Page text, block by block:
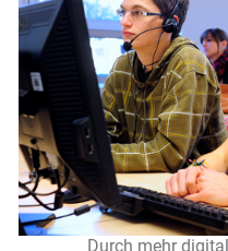
Durch mehr